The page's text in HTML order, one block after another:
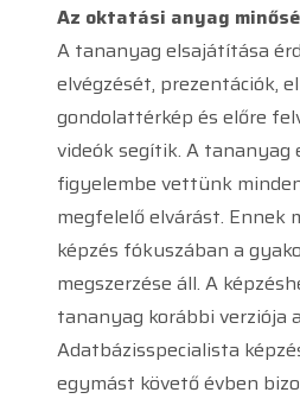
Az oktatási anyag
A tananyag elsajátítása
elvégzését, prezentációk,
gondolattérkép és előre
videók segítik. A tananyag
figyelembe vettünk
megfelelő elvárást. Ennek
képzés fókuszában a
megszerzése áll. A
tananyag korábbi verziója
Adatbázisspecialista
egymást követő évben